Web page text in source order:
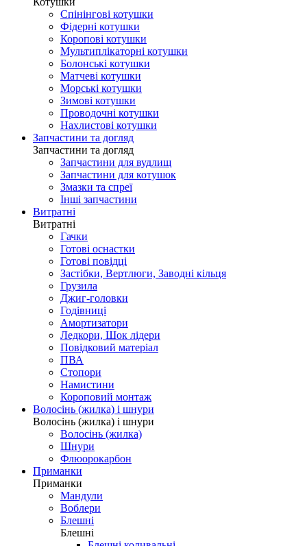
Спінінгові котушки
Фідерні котушки
Коропові котушки
Мультиплікаторні котушки
Болонські котушки
Матчеві котушки
Морські котушки
Зимові котушки
Проводочні котушки
Нахлистові котушки
Запчастини та догляд
Запчастини та догляд
Запчастини для вудлищ
Запчастини для котушок
Змазки та спреї
Інші запчастини
Витратні
Витратні
Гачки
Готові оснастки
Готові повідці
Застібки, Вертлюги, Заводні кільця
Грузила
Джиг-головки
Годівниці
Амортизатори
Ледкори, Шок лідери
Повідковий матеріал
ПВА
Стопори
Намистини
Короповий монтаж
Волосінь (жилка) і шнури
Волосінь (жилка) і шнури
Волосінь (жилка)
Шнури
Флюорокарбон
Приманки
Приманки
Мандули
Воблери
Блешні
Блешні